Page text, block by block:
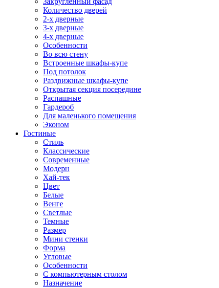
Количество дверей
2-х дверные
3-х дверные
4-х дверные
Особенности
Во всю стену
Встроенные шкафы-купе
Под потолок
Раздвижные шкафы-купе
Открытая секция посередине
Распашные
Гардероб
Для маленького помещения
Эконом
Гостиные
Стиль
Классические
Современные
Модерн
Хай-тек
Цвет
Белые
Венге
Светлые
Темные
Размер
Мини стенки
Форма
Угловые
Особенности
С компьютерным столом
Назначение